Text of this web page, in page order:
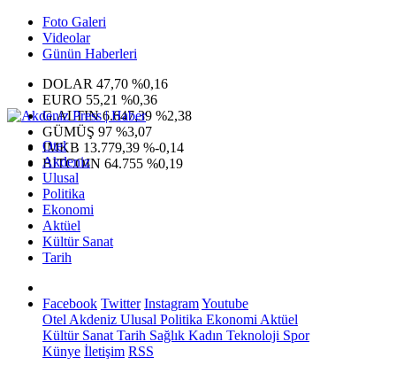
Foto Galeri
Videolar
Günün Haberleri
DOLAR 47,70 %0,16
EURO 55,21 %0,36
G.ALTIN6.647,39 %2,38
GÜMÜŞ 97 %3,07
IMKB 13.779,39 %-0,14
BITCOIN 64.755 %0,19
Otel
Akdeniz
Ulusal
Politika
Ekonomi
Aktüel
Kültür Sanat
Tarih
Facebook Twitter InstagramYoutube
Otel Akdeniz Ulusal Politika Ekonomi Aktüel
Kültür Sanat Tarih Sağlık Kadın Teknoloji Spor
Künye İletişim RSS